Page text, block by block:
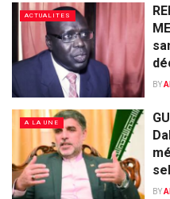
ACTUALITES
BY
A LA UNE
BY